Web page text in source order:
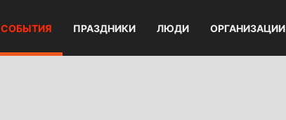
СОБЫТИЯ ПРАЗДНИКИ ЛЮДИ ОРГАНИЗАЦИИ